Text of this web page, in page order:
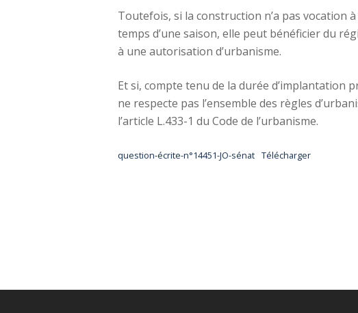
Toutefois, si la construction n’a pas vocation
temps d’une saison, elle peut bénéficier du
à une autorisation d’urbanisme.
Et si, compte tenu de la durée
ne respecte pas l’ensemble des règles
l’article L.433-1 du Code de l’urbanisme.
question-écrite-n°14451-JO-sénat Télécharger